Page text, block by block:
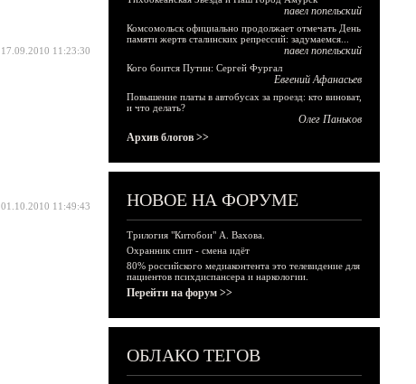
17.09.2010 11:23:30
01.10.2010 11:49:43
павел попельский
Комсомольск официально продолжает отмечать День
памяти жертв сталинских репрессий: задумаемся...
павел попельский
Кого боится Путин: Сергей Фургал
Евгений Афанасьев
Повышение платы в автобусах за проезд: кто виноват,
и что делать?
Олег Паньков
Архив блогов >>
НОВОЕ НА ФОРУМЕ
Трилогия "Китобои" А. Вахова.
Охранник спит - смена идёт
80% российского медиаконтента это телевидение для
пациентов психдиспансера и наркологии.
Перейти на форум >>
ОБЛАКО ТЕГОВ